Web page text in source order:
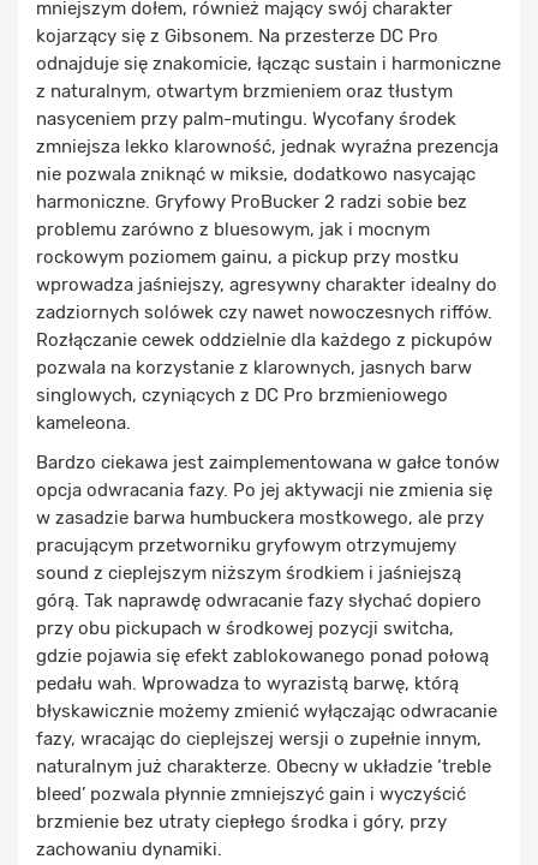
mniejszym dołem, również mający swój charakter
kojarzący się z Gibsonem. Na przesterze DC Pro
odnajduje się znakomicie, łącząc sustain i harmoniczne
z naturalnym, otwartym brzmieniem oraz tłustym
nasyceniem przy palm-mutingu. Wycofany środek
zmniejsza lekko klarowność, jednak wyraźna prezencja
nie pozwala zniknąć w miksie, dodatkowo nasycając
harmoniczne. Gryfowy ProBucker 2 radzi sobie bez
problemu zarówno z bluesowym, jak i mocnym
rockowym poziomem gainu, a pickup przy mostku
wprowadza jaśniejszy, agresywny charakter idealny do
zadziornych solówek czy nawet nowoczesnych riffów.
Rozłączanie cewek oddzielnie dla każdego z pickupów
pozwala na korzystanie z klarownych, jasnych barw
singlowych, czyniących z DC Pro brzmieniowego
kameleona.
Bardzo ciekawa jest zaimplementowana w gałce tonów
opcja odwracania fazy. Po jej aktywacji nie zmienia się
w zasadzie barwa humbuckera mostkowego, ale przy
pracującym przetworniku gryfowym otrzymujemy
sound z cieplejszym niższym środkiem i jaśniejszą
górą. Tak naprawdę odwracanie fazy słychać dopiero
przy obu pickupach w środkowej pozycji switcha,
gdzie pojawia się efekt zablokowanego ponad połową
pedału wah. Wprowadza to wyrazistą barwę, którą
błyskawicznie możemy zmienić wyłączając odwracanie
fazy, wracając do cieplejszej wersji o zupełnie innym,
naturalnym już charakterze. Obecny w układzie ‘treble
bleed’ pozwala płynnie zmniejszyć gain i wyczyścić
brzmienie bez utraty ciepłego środka i góry, przy
zachowaniu dynamiki.